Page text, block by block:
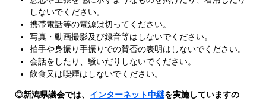
しないでください。
携帯電話等の電源は切ってください。
写真・動画撮影及び録音等はしないでください。
拍手や身振り手振りでの賛否の表明はしないでください。
会話をしたり、騒いだりしないでください。
飲食又は喫煙はしないでください。
◎新潟県議会では、 インターネット中継を実施していますの